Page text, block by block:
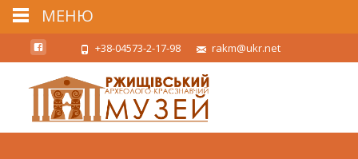
+38-04573-2-17-98 rakm@ukr.net
МЕНЮ